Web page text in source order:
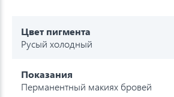
Цвет пигмента
Русый холодный
Показания
Перманентный макиях бровей